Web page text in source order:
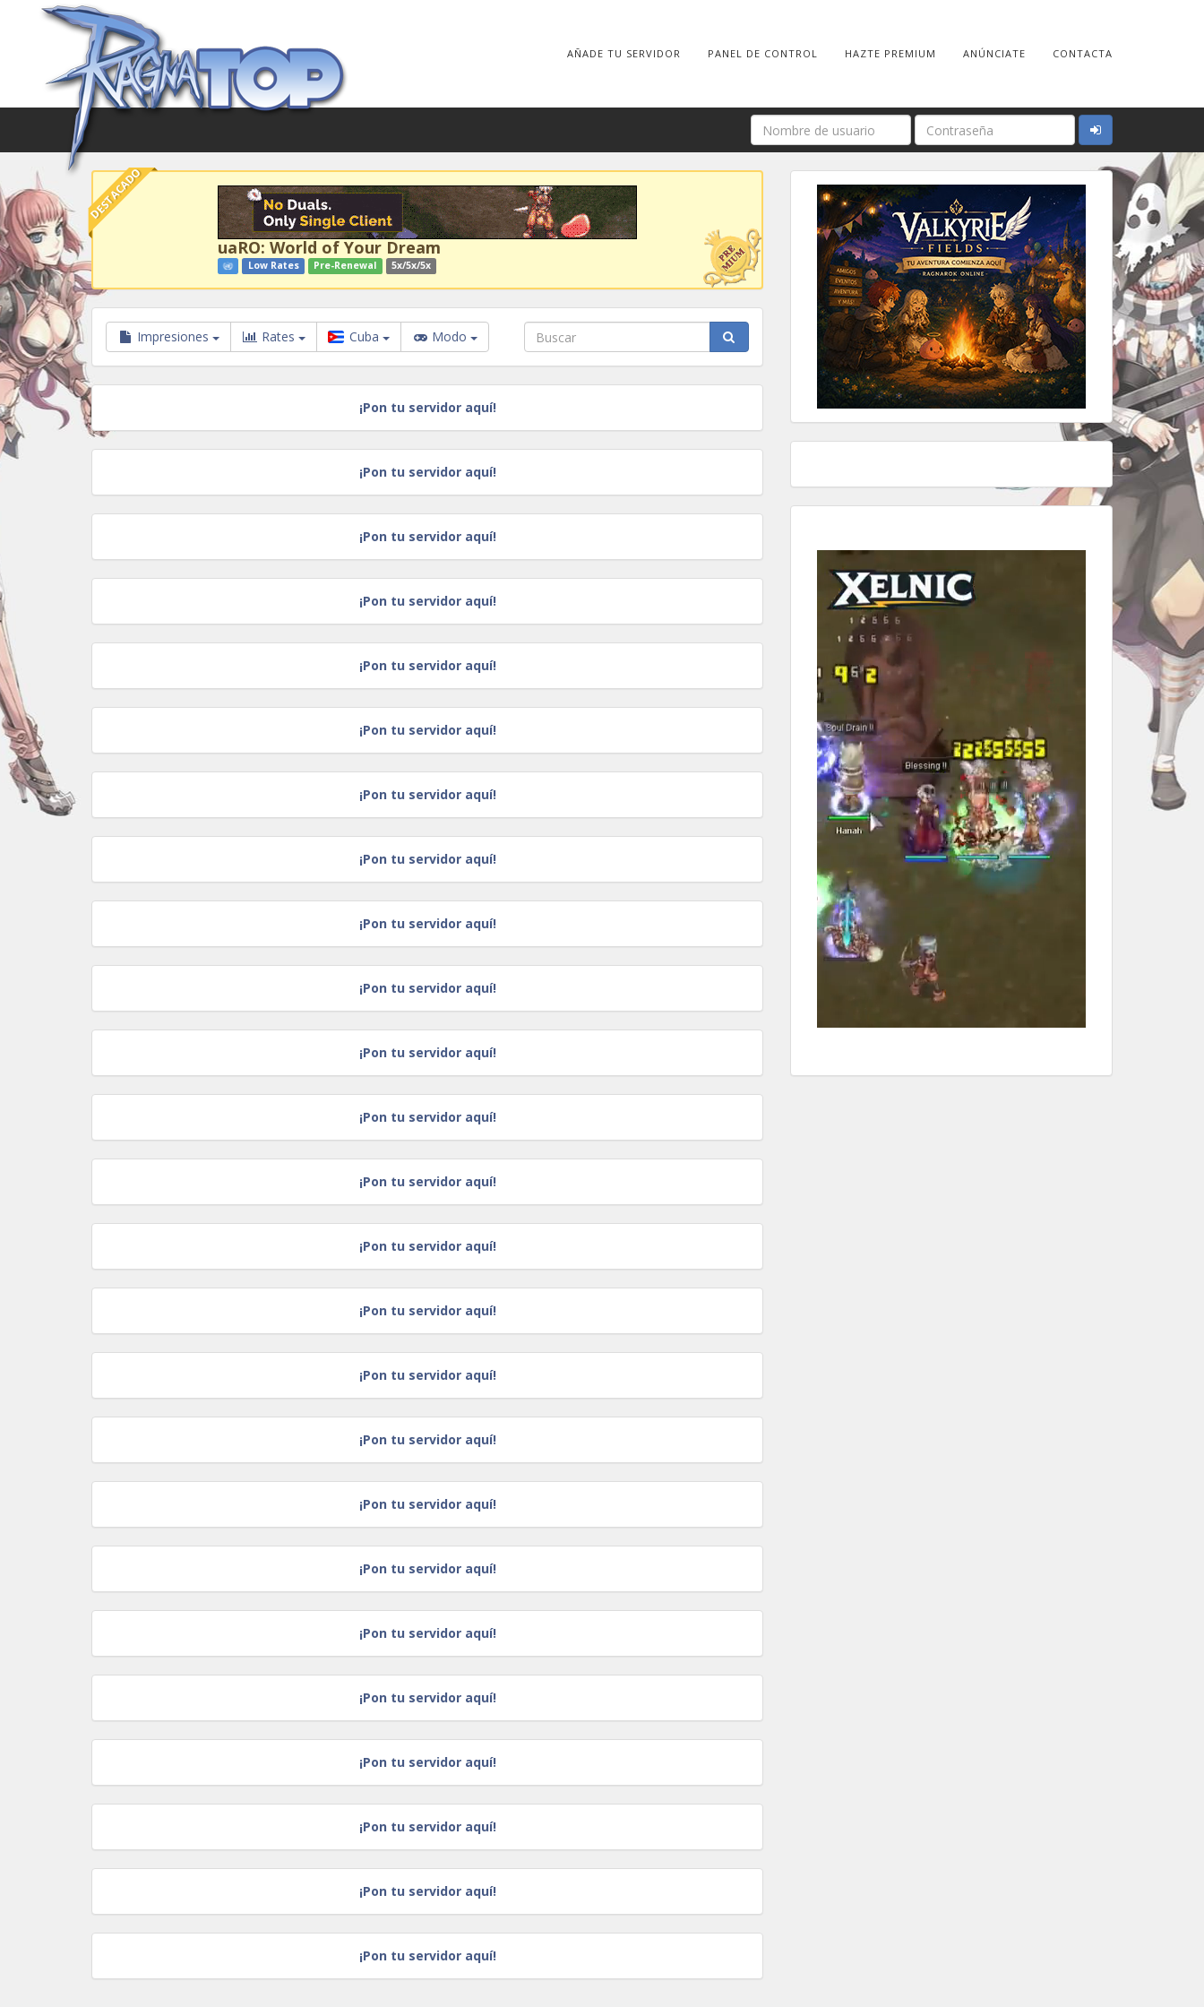
AÑADE TU SERVIDOR PANEL DE CONTROL HAZTE PREMIUM ANÚNCIATE CONTACTA
DESTACADO
uaRO: World of Your Dream
Low Rates Pre-Renewal 5x/5x/5x
Impresiones Rates Cuba Modo
¡Pon tu servidor aquí!
¡Pon tu servidor aquí!
¡Pon tu servidor aquí!
¡Pon tu servidor aquí!
¡Pon tu servidor aquí!
¡Pon tu servidor aquí!
¡Pon tu servidor aquí!
¡Pon tu servidor aquí!
¡Pon tu servidor aquí!
¡Pon tu servidor aquí!
¡Pon tu servidor aquí!
¡Pon tu servidor aquí!
¡Pon tu servidor aquí!
¡Pon tu servidor aquí!
¡Pon tu servidor aquí!
¡Pon tu servidor aquí!
¡Pon tu servidor aquí!
¡Pon tu servidor aquí!
¡Pon tu servidor aquí!
¡Pon tu servidor aquí!
¡Pon tu servidor aquí!
¡Pon tu servidor aquí!
¡Pon tu servidor aquí!
¡Pon tu servidor aquí!
¡Pon tu servidor aquí!